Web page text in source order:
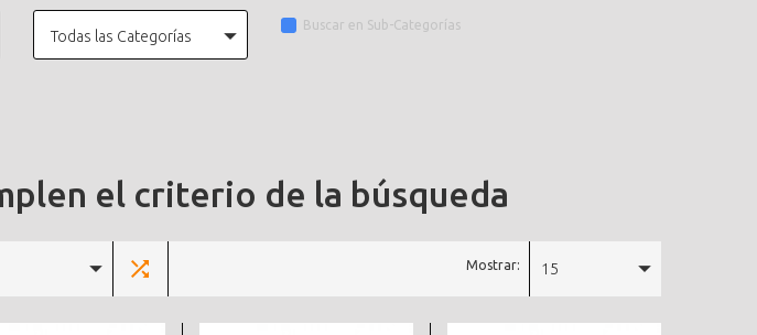
Todas las Categorías
Buscar en Sub-Categorías
el criterio de la búsqueda
Mostrar: 15